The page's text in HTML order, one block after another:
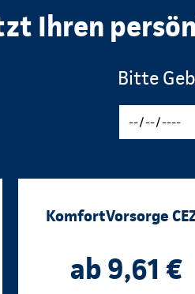
Ihren
Bitte
KomfortVorsorge
ab 9,61 €